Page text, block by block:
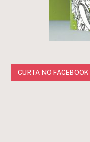
CURTA NO FACEBOOK